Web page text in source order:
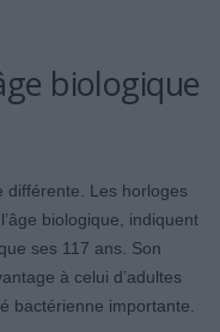
biologique
différente. Les horloges
biologique, indiquent
ses 117 ans. Son
à celui d’adultes
bactérienne importante.